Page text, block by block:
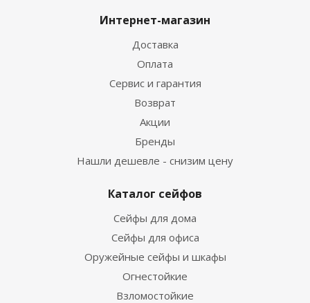
Интернет-магазин
Доставка
Оплата
Сервис и гарантия
Возврат
Акции
Бренды
Нашли дешевле - снизим цену
Каталог сейфов
Сейфы для дома
Сейфы для офиса
Оружейные сейфы и шкафы
Огнестойкие
Взломостойкие